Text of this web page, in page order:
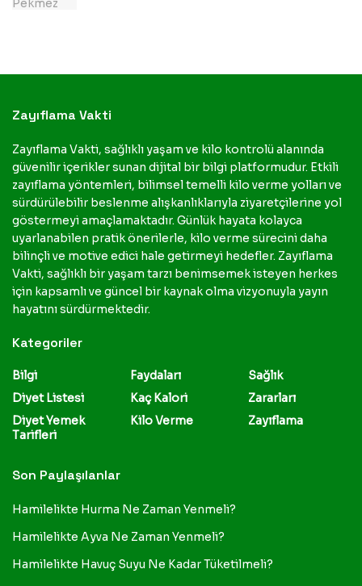
Zayıflama Vakti
Zayıflama Vakti, sağlıklı yaşam ve kilo kontrolü alanında
güvenilir içerikler sunan dijital bir bilgi platformudur. Etkili
zayıflama yöntemleri, bilimsel temelli kilo verme yolları ve
sürdürülebilir beslenme alışkanlıklarıyla ziyaretçilerine yol
göstermeyi amaçlamaktadır. Günlük hayata kolayca
uyarlanabilen pratik önerilerle, kilo verme sürecini daha
bilinçli ve motive edici hale getirmeyi hedefler. Zayıflama
Vakti, sağlıklı bir yaşam tarzı benimsemek isteyen herkes
için kapsamlı ve güncel bir kaynak olma vizyonuyla yayın
hayatını sürdürmektedir.
Kategoriler
Bilgi
Diyet Listesi
Diyet Yemek
Tarifleri
Faydaları
Kaç Kalori
Kilo Verme
Sağlık
Zararları
Zayıflama
Son Paylaşılanlar
Hamilelikte Hurma Ne Zaman Yenmeli?
Hamilelikte Ayva Ne Zaman Yenmeli?
Hamilelikte Havuç Suyu Ne Kadar Tüketilmeli?